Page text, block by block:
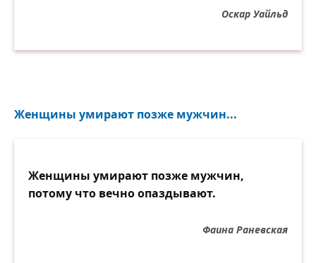
Оскар Уайльд
Женщины умирают позже мужчин...
Женщины умирают позже мужчин,
потому что вечно опаздывают.
Фаина Раневская